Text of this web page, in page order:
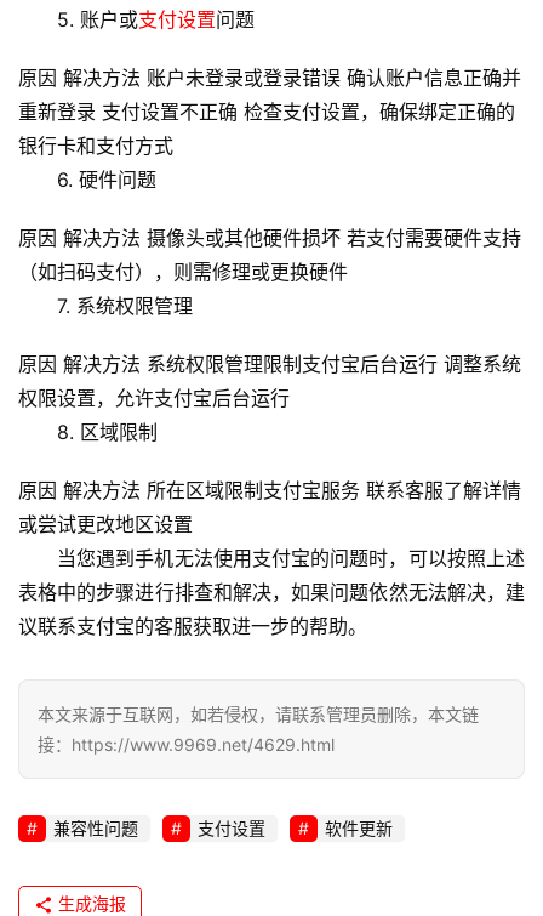
虚
拟
主
技
术
C
服
务
站
运
网
络
安
全
l
5. 账户或支付设置问题
原因 解决方法 账户未登录或登录错误 确认账户信息正确并
重新登录 支付设置不正确 检查支付设置，确保绑定正确的
银行卡和支付方式
6. 硬件问题
原因 解决方法 摄像头或其他硬件损坏 若支付需要硬件支持
（如扫码支付），则需修理或更换硬件
7. 系统权限管理
原因 解决方法 系统权限管理限制支付宝后台运行 调整系统
权限设置，允许支付宝后台运行
8. 区域限制
原因 解决方法 所在区域限制支付宝服务 联系客服了解详情
或尝试更改地区设置
当您遇到手机无法使用支付宝的问题时，可以按照上述
表格中的步骤进行排查和解决，如果问题依然无法解决，建
议联系支付宝的客服获取进一步的帮助。
本文来源于互联网，如若侵权，请联系管理员删除，本文链
接：https://www.9969.net/4629.html
兼容性问题 支付设置 软件更新
生成海报